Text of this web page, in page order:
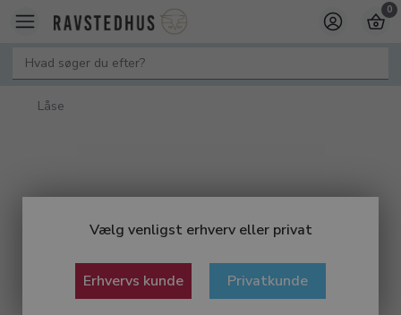
Vælg venligst erhverv eller privat
Erhvervs kunde Privatkunde
0
Låse